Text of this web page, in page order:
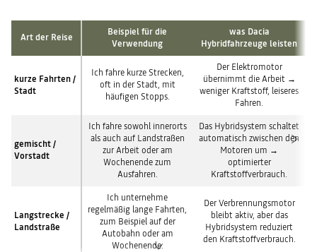
Art der Reise
Beispiel für die
Verwendung
was Dacia
Hybridfahrzeuge leisten
kurze Fahrten /
Stadt
Ich fahre kurze Strecken,
oft in der Stadt, mit
häufigen Stopps.
Der Elektromotor
übernimmt die Arbeit →
weniger Kraftstoff, leiseres
Fahren.
gemischt /
Vorstadt
Ich fahre sowohl innerorts
als auch auf Landstraßen
zur Arbeit oder am
Wochenende zum
Ausfahren.
Das Hybridsystem schaltet
automatisch zwischen den
Motoren um →
optimierter
Kraftstoffverbrauch.
Langstrecke /
Landstraße
Ich unternehme
regelmäßig lange Fahrten,
zum Beispiel auf der
Autobahn oder am
Wochenende.
Der Verbrennungsmotor
bleibt aktiv, aber das
Hybridsystem reduziert
den Kraftstoffverbrauch.